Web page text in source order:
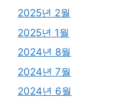
2025년 2월
2025년 1월
2024년 8월
2024년 7월
2024년 6월